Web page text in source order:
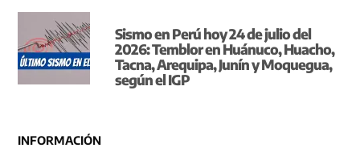
Sismo en Perú hoy 24 de julio del
2026: Temblor en Huánuco, Huacho,
Tacna, Arequipa, Junín y Moquegua,
según el IGP
INFORMACIÓN